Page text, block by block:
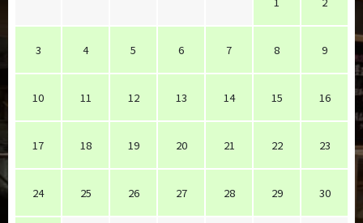
3 4 5 6 7 8 9
10 11 12 13 14 15 16
17 18 19 20 21 22 23
24 25 26 27 28 29 30